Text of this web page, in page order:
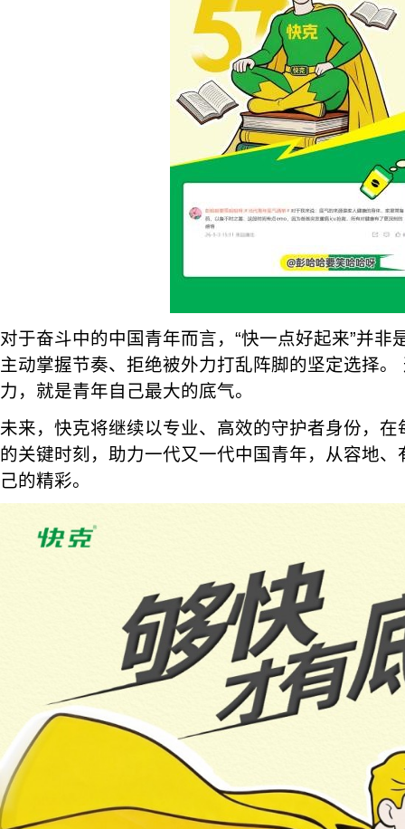
对于奋斗中的中国青年而言，“快一点好起来”并非
主动掌握节奏、拒绝被外力打乱阵脚的坚定选择。
力，就是青年自己最大的底气。
未来，快克将继续以专业、高效的守护者身份，在
的关键时刻，助力一代又一代中国青年，从容地
己的精彩。